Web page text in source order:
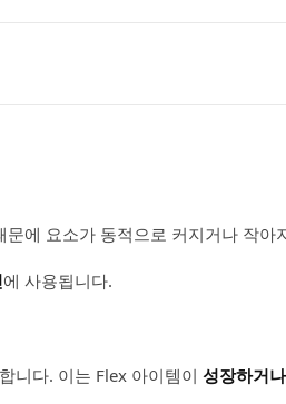
에 요소가 동적으로 커지거나 작아
에 사용됩니다.
니다. 이는 Flex 아이템이 성장하거